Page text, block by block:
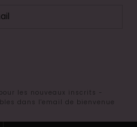
les nouveaux inscrits -
dans l'email de bienvenue